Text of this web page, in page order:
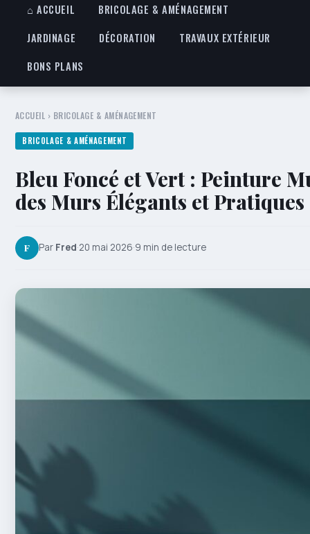
⌂ ACCUEIL
BRICOLAGE & AMÉNAGEMENT
JARDINAGE
DÉCORATION
TRAVAUX EXTÉRIEUR
BONS PLANS
ACCUEIL › BRICOLAGE & AMÉNAGEMENT
BRICOLAGE & AMÉNAGEMENT
Bleu Foncé et Vert : Peinture
des Murs Élégants et Pratiques
F Par Fred·20 mai 2026·9 min de lecture